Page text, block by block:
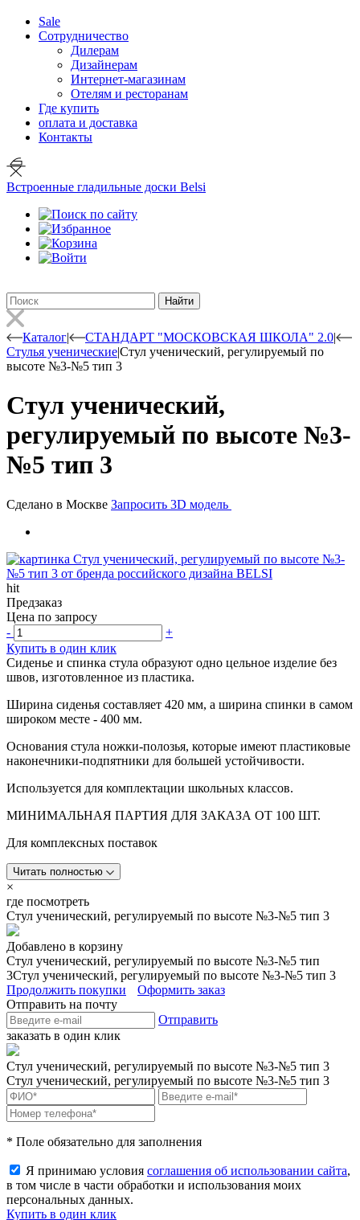
Sale
Сотрудничество
Дилерам
Дизайнерам
Интернет-магазинам
Отелям и ресторанам
Где купить
оплата и доставка
Контакты
Встроенные гладильные доски Belsi
Найти
Каталог| СТАНДАРТ "МОСКОВСКАЯ ШКОЛА" 2.0|
Стулья ученические|Стул ученический, регулируемый по
высоте №3-№5 тип 3
Стул ученический,
регулируемый по высоте №3-
№5 тип 3
Сделано в Москве Запросить 3D модель
hit
Предзаказ
Цена по запросу
-
+
Купить в один клик
Сиденье и спинка стула образуют одно цельное изделие без
швов, изготовленное из пластика.
Ширина сиденья составляет 420 мм, а ширина спинки в самом
широком месте - 400 мм.
Основания стула ножки-полозья, которые имеют пластиковые
наконечники-подпятники для большей устойчивости.
Используется для комплектации школьных классов.
МИНИМАЛЬНАЯ ПАРТИЯ ДЛЯ ЗАКАЗА ОТ 100 ШТ.
Для комплексных поставок
Читать полностью
×
где посмотреть
Стул ученический, регулируемый по высоте №3-№5 тип 3
Добавлено в корзину
Стул ученический, регулируемый по высоте №3-№5 тип
3Стул ученический, регулируемый по высоте №3-№5 тип 3
Продолжить покупки
Оформить заказ
Отправить на почту
Отправить
заказать в один клик
Стул ученический, регулируемый по высоте №3-№5 тип 3
Стул ученический, регулируемый по высоте №3-№5 тип 3
* Поле обязательно для заполнения
Я принимаю условия соглашения об использовании сайта,
в том числе в части обработки и использования моих
персональных данных.
Купить в один клик